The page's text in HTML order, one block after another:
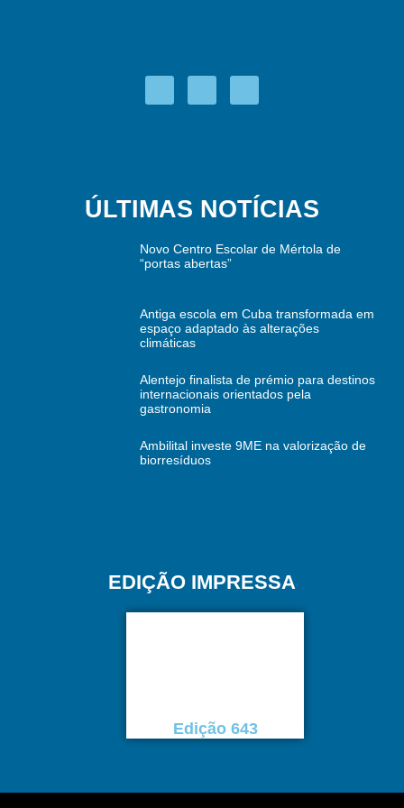
ÚLTIMAS NOTÍCIAS
Novo Centro Escolar de Mértola de
“portas abertas”
Antiga escola em Cuba transformada em
espaço adaptado às alterações
climáticas
Alentejo finalista de prémio para destinos
internacionais orientados pela
gastronomia
Ambilital investe 9ME na valorização de
biorresíduos
EDIÇÃO IMPRESSA
Edição 643